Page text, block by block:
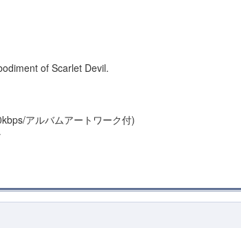
of Scarlet Devil.
アルバムアートワーク付)